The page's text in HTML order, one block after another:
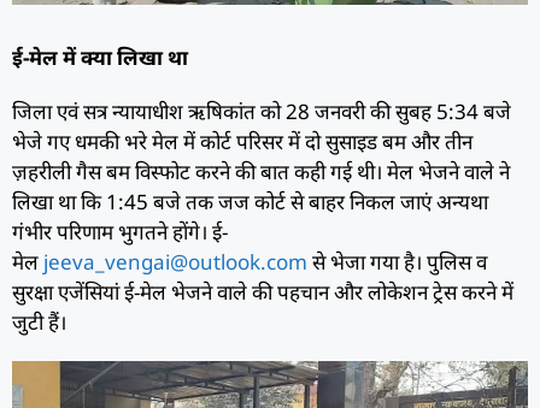
ई-मेल में क्या लिखा था
जिला एवं सत्र न्यायाधीश ऋषिकांत को 28 जनवरी की सुबह 5:34 बजे
भेजे गए धमकी भरे मेल में कोर्ट परिसर में दो सुसाइड बम और तीन
ज़हरीली गैस बम विस्फोट करने की बात कही गई थी। मेल भेजने वाले ने
लिखा था कि 1:45 बजे तक जज कोर्ट से बाहर निकल जाएं अन्यथा
गंभीर परिणाम भुगतने होंगे। ई-
मेल jeeva_vengai@outlook.com से भेजा गया है। पुलिस व
सुरक्षा एजेंसियां ई-मेल भेजने वाले की पहचान और लोकेशन ट्रेस करने में
जुटी हैं।